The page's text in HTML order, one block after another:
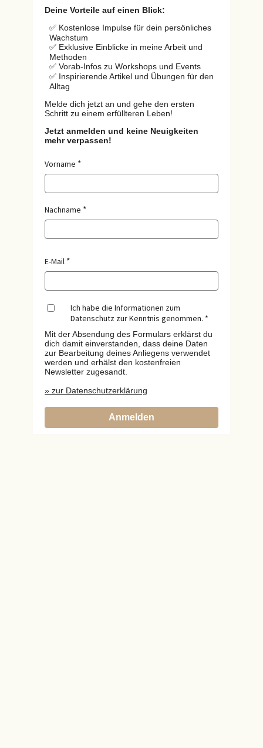
Deine Vorteile auf einen Blick:
✅ Kostenlose Impulse für dein persönliches
Wachstum
✅ Exklusive Einblicke in meine Arbeit und
Methoden
✅ Vorab-Infos zu Workshops und Events
✅ Inspirierende Artikel und Übungen für den
Alltag
Melde dich jetzt an und gehe den ersten
Schritt zu einem erfüllteren Leben!
Jetzt anmelden und keine Neuigkeiten
mehr verpassen!
Vorname
Nachname
E-Mail
Ich habe die Informationen zum
Datenschutz zur Kenntnis genommen.
Mit der Absendung des Formulars erklärst du
dich damit einverstanden, dass deine Daten
zur Bearbeitung deines Anliegens verwendet
werden und erhälst den kostenfreien
Newsletter zugesandt.
» zur Datenschutzerklärung
Anmelden